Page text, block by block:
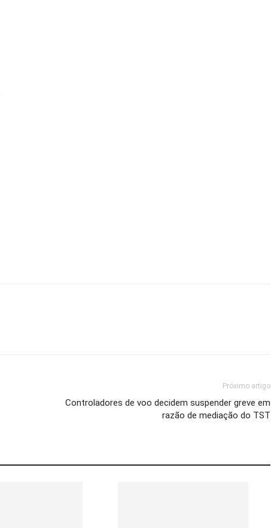
Próximo artigo
Controladores de voo decidem suspender greve em
razão de mediação do TST